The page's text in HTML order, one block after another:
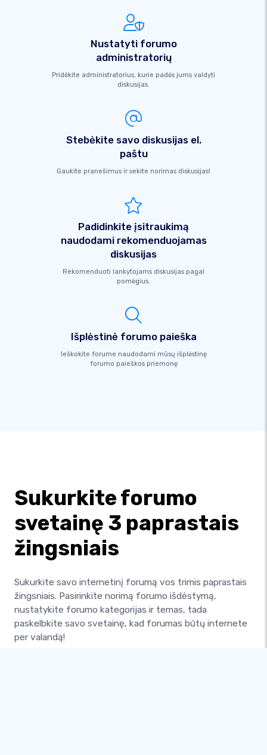
Nustatyti forumo
administratorių
Pridėkite administratorius, kurie padės jums valdyti
diskusijas.
Stebėkite savo diskusijas el.
paštu
Gaukite pranešimus ir sekite norimas diskusijas!
Padidinkite įsitraukimą
naudodami rekomenduojamas
diskusijas
Rekomenduoti lankytojams diskusijas pagal
pomėgius.
Išplėstinė forumo paieška
Ieškokite forume naudodami mūsų išplėstinę
forumo paieškos priemonę
Sukurkite forumo
svetainę 3 paprastais
žingsniais
Sukurkite savo internetinį forumą vos trimis paprastais
žingsniais. Pasirinkite norimą forumo išdėstymą,
nustatykite forumo kategorijas ir temas, tada
paskelbkite savo svetainę, kad forumas būtų internete
per valandą!